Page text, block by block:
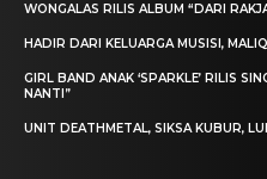
WONGALAS RILIS ALBUM “DARI
HADIR DARI KELUARGA MUSISI,
GIRL BAND ANAK ‘SPARKLE’ RILIS
NANTI”
UNIT DEATHMETAL, SIKSA KUBUR,